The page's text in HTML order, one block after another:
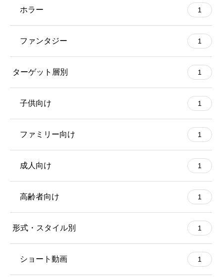
ホラー 1
ファンタジー 1
ターゲット層別 1
子供向け 1
ファミリー向け 1
成人向け 1
高齢者向け 1
形式・スタイル別 1
ショート動画 1